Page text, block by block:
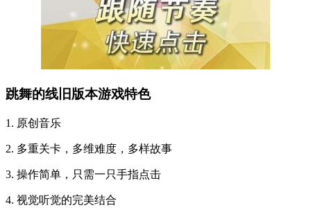
跳舞的线旧版本游戏特色
1. 原创音乐
2. 多重关卡，多维难度，多样故事
3. 操作简单，只需一只手指点击
4. 视觉听觉的完美结合